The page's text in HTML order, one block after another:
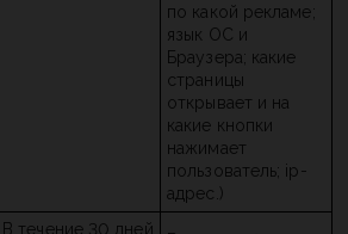
по какой рекламе;
язык ОС и
Браузера; какие
страницы
открывает и на
какие кнопки
нажимает
пользователь; ip-
адрес.)
В течение 30 дней